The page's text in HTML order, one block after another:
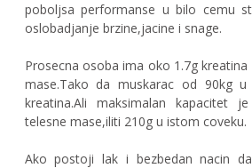
poboljsa performanse u bilo cemu
oslobadjanje brzine,jacine i snage.
Prosecna osoba ima oko 1.7g
mase.Tako da muskarac od 90kg
kreatina.Ali maksimalan kapacitet
telesne mase,iliti 210g u istom coveku.
Ako postoji lak i bezbedan nacin